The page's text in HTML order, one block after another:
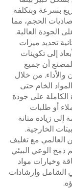
بسرعة وبتكلفة
الحجم، مما
الجودة العالية.
تحديد ميزات
إلى تكوينات
أن جميع
والأداء. من خلال
الخام حتى
الكاملة على جودة
أو طلبات
إلى زيادة متانة
الخارجية.
العالمي مع تغليف
الوعي البيئي
وخيارات مواد
الشامل وإرشادات